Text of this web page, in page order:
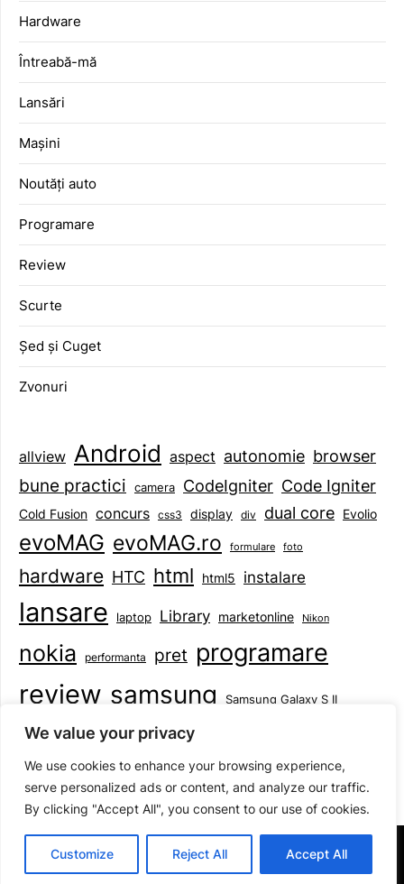
We value your privacy
We use cookies to enhance your browsing experience,
serve personalized ads or content, and analyze our traffic.
By clicking "Accept All", you consent to our use of cookies.
Customize Reject All Accept All
Hardware
Întreabă-mă
Lansări
Mașini
Noutăți auto
Programare
Review
Scurte
Șed și Cuget
Zvonuri
allview Android aspect autonomie browser
bune practici camera CodeIgniter Code Igniter
Cold Fusion concurs css3 display div dual core Evolio
evoMAG evoMAG.ro formulare foto
hardware HTC html html5 instalare
lansare laptop Library marketonline Nikon
nokia performanta pret programare
review samsung Samsung Galaxy S II
smartphone specificatii standarde
©2026 Mihai Baboi | Design:Newspaperly WordPress